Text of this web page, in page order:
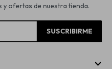
y ofertas de nuestra tienda.
SUSCRIBIRME